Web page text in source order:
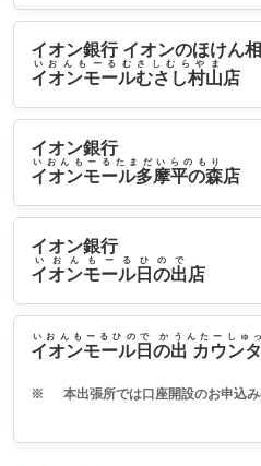
イオン銀行 イオンのほけん
イオンモールむさし村山
いおんもーるむさしむらやま
店
イオン銀行
イオンモール多摩平の森
いおんもーるたまだいらのもり
店
イオン銀行
イオンモール日の出
いおんもーるひので
店
イオンモール日の出 カウン
いおんもーるひので かうんたーしゅ
※ 本出張所では口座開設のお申込み